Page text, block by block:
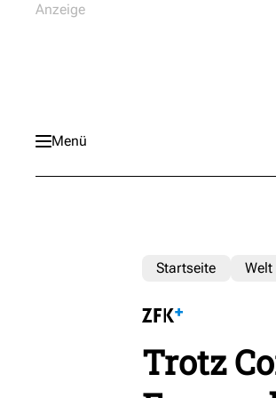
Menü
Startseite Welt
Trotz